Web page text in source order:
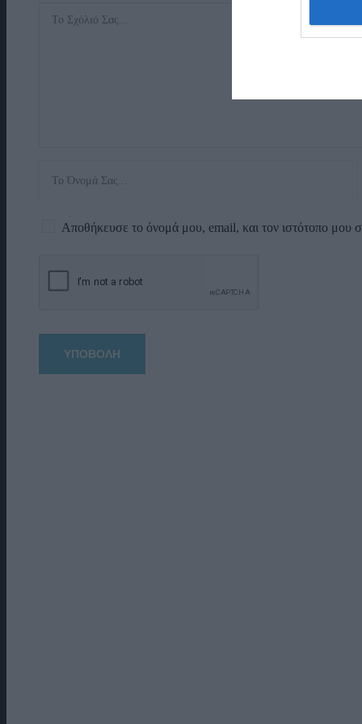
Αποθήκευσε το όνομά μου, email, και τον ιστότοπο μου